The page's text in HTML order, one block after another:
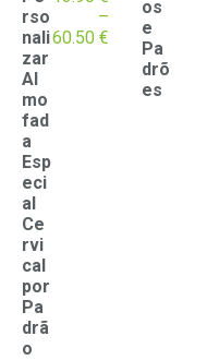
rso
nali
zar
Al
mo
fad
a
Esp
eci
al
Ce
rvi
cal
por
Pa
drã
o
–
60.50 €Price
range:
13.90 €
through
os
e
Pa
drõ
es